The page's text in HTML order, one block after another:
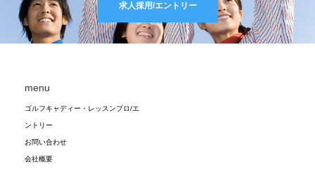
求人採用/エントリー
menu
ゴルフキャディー・レッスンプロ/エ
ントリー
お問い合わせ
会社概要